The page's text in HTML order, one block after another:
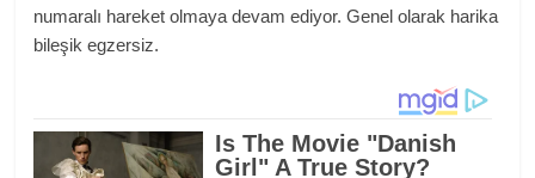
numaralı hareket olmaya devam ediyor. Genel olarak harika
bileşik egzersiz.